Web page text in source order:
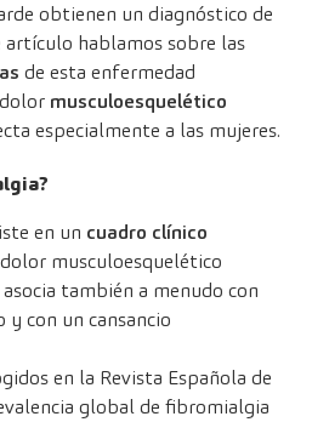
obtienen un diagnóstico de
artículo hablamos sobre las
de esta enfermedad
musculoesquelético
especialmente a las mujeres.
en un cuadro clínico
musculoesquelético
también a menudo con
y con un cansancio
en la Revista Española de
global de fibromialgia